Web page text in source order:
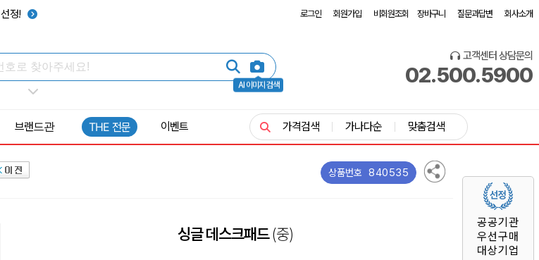
선정! 로그인 회원가입 비회원조회 장바구니 질문과답변 회사소개
AI 이미지 검색
고객센터 상담문의
02.500.5900
공공기관
우선구매
대상기업
브랜드관 THE 전문 이벤트 가격검색 가나다순 맞춤검색
상품번호 840535
싱글 데스크패드(중)